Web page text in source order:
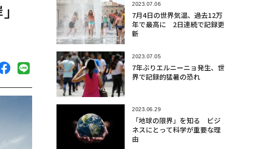
2023.07.06
7月4日の世界気温、過去12万
年で最高に 2日連続で記録更
新
2023.07.05
7年ぶりエルニーニョ発生、世
界で記録的猛暑の恐れ
2023.06.29
「地球の限界」を知る ビジ
ネスにとって科学が重要な理
由